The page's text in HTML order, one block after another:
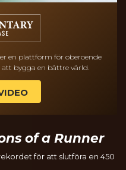
en plattform för oberoende
bygga en bättre värld.
of a Runner
för att slutföra en 450